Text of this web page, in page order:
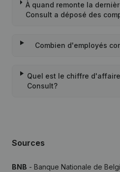
À quand remonte la
Consult a déposé des
Combien d'employés
Quel est le chiffre
Consult?
Sources
BNB - Banque Nationale de